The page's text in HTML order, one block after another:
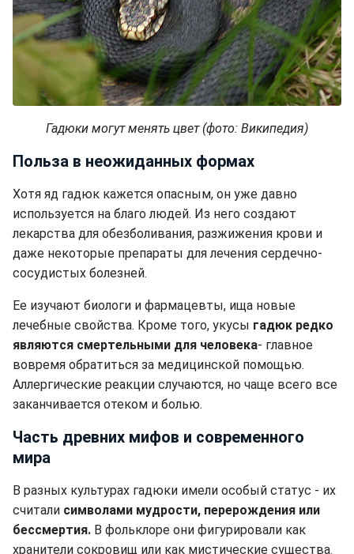
Гадюки могут менять цвет (фото: Википедия)
Польза в неожиданных формах
Хотя яд гадюк кажется опасным, он уже давно
используется на благо людей. Из него создают
лекарства для обезболивания, разжижения крови и
даже некоторые препараты для лечения сердечно-
сосудистых болезней.
Ее изучают биологи и фармацевты, ища новые
лечебные свойства. Кроме того, укусы гадюк редко
являются смертельными для человека- главное
вовремя обратиться за медицинской помощью.
Аллергические реакции случаются, но чаще всего все
заканчивается отеком и болью.
Часть древних мифов и современного
мира
В разных культурах гадюки имели особый статус - их
считали символами мудрости, перерождения или
бессмертия. В фольклоре они фигурировали как
хранители сокровищ или как мистические существа.